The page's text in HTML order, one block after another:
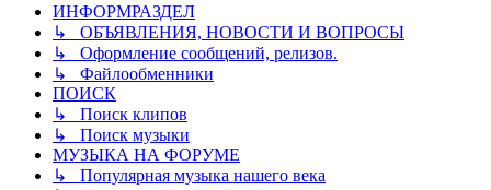
ИНФОРМРАЗДЕЛ
↳ ОБЪЯВЛЕНИЯ, НОВОСТИ И ВОПРОСЫ
↳ Оформление сообщений, релизов.
↳ Файлообменники
ПОИСК
↳ Поиск клипов
↳ Поиск музыки
МУЗЫКА НА ФОРУМЕ
↳ Популярная музыка нашего века